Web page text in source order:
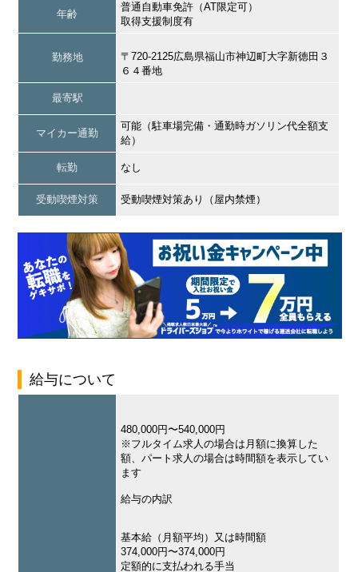
年齢
普通自動車免許（AT限定可）
取得支援制度有
勤務地
〒720-2125広島県福山市神辺町大字新徳田３
６４番地
最寄駅
マイカー通勤
可能（駐車場完備・通勤時ガソリン代全額支
給）
転勤 なし
受動喫煙対策 受動喫煙対策あり（屋内禁煙）
給与について
480,000円〜540,000円
※フルタイム求人の場合は月額に換算した
額、パート求人の場合は時間額を表示してい
ます
給与の内訳
基本給（月額平均）又は時間額
374,000円〜374,000円
定額的に支払われる手当